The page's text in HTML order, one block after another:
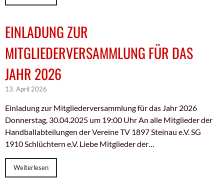
EINLADUNG ZUR
MITGLIEDERVERSAMMLUNG FÜR DAS
JAHR 2026
13. April 2026
Einladung zur Mitgliederversammlung für das Jahr 2026
Donnerstag, 30.04.2025 um 19:00 Uhr An alle Mitglieder der
Handballabteilungen der Vereine TV 1897 Steinau e.V. SG
1910 Schlüchtern e.V. Liebe Mitglieder der…
Weiterlesen